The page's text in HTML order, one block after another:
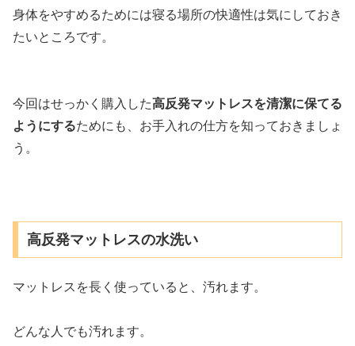
身体をやすめるためには寝る場所の快適性は気にしておき
たいところです。
今回はせっかく購入した高反発マットレスを清潔に保てる
ようにするためにも、お手入れの仕方を知っておきましょ
う。
高反発マットレスの水洗い
マットレスを長く使っていると、汚れます。
どんな人でも汚れます。